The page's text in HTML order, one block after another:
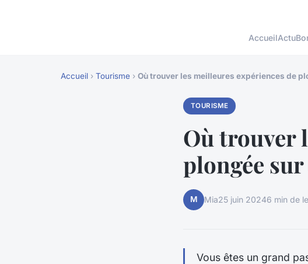
AccueilActu
Accueil › Tourisme › Où trouver les meilleures expériences de
TOURISME
Où trouver
plongée sur
M Mia25 juin 20246 min de
Vous êtes un grand